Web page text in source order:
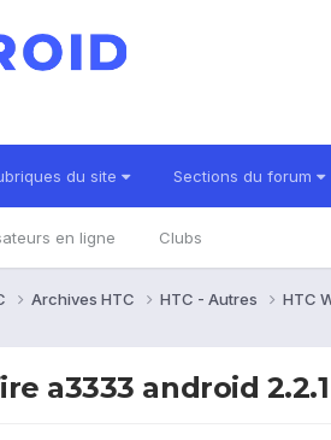
du site Sections du forum
en ligne Clubs
Archives HTC HTC - Autres HTC
a3333 android 2.2.1